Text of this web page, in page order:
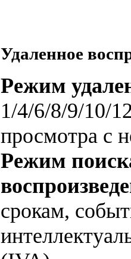
Удаленное
Режим
1/4/6/8/9/10/
просмотра с
Режим
срокам,